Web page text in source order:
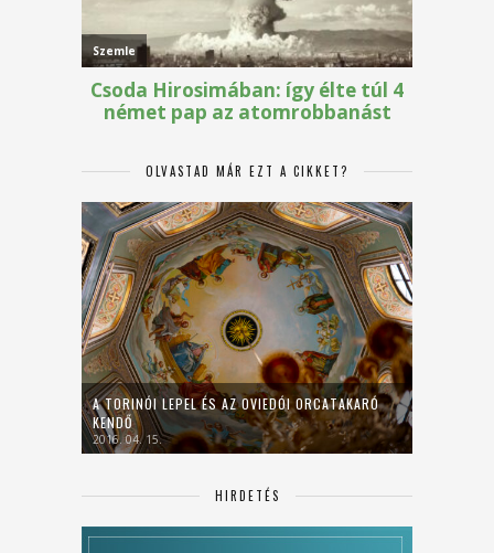
OLVASTAD MÁR EZT A CIKKET?
A TORINÓI LEPEL ÉS AZ OVIEDÓI ORCATAKARÓ
KENDŐ
2016. 04. 15.
HIRDETÉS